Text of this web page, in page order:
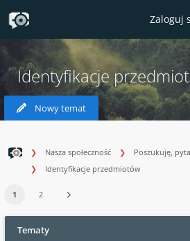
Zaloguj
Identyfikacje
Nowy temat
Nasza społeczność
Poszukuję,
Identyfikacje przedmiotów
1 2
Tematy